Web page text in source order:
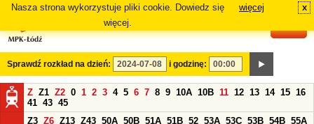
Nasza strona wykorzystuje pliki cookie. Dowiedz się
więcej.
więcej x
Sprawdź rozkład na dzień: i godzinę:
Z Z1 Z2 0 1 2 3 4 5 6 7 8 9 10A 10B 11 12 13 14 15 16
41 43 45
Z3 Z6 Z13 Z43 50A 50B 51A 51B 52 53A 53C 53B 54B 55A